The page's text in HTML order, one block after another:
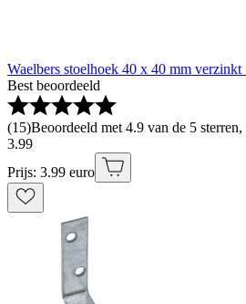
Waelbers stoelhoek 40 x 40 mm verzinkt
Best beoordeeld
(15)Beoordeeld met 4.9 van de 5
3.99
Prijs: 3.99 euro